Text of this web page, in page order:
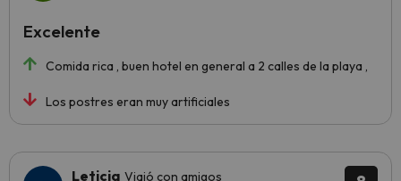
Comida rica , buen hotel en general a 2 calles de la playa ,
Los postres eran muy artificiales
Excelente
Leticia Viajó con amigos